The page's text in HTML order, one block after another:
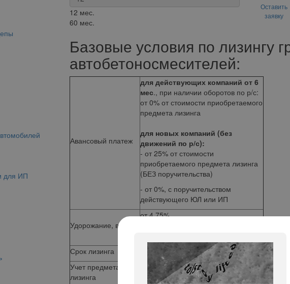
для ИП
12 мес.
60 мес.
Оставить
заявку
Базовые условия по лизингу
автобетоносмесителей:
Авансовый платеж
для действующих компаний от 6
мес., при наличии оборотов по р/с:
от 0% от стоимости приобретаемого
предмета лизинга
для новых компаний (без
движений по р/с):
- от 25% от стоимости
приобретаемого предмета лизинга
(БЕЗ поручительства)
- от 0%, с поручительством
действующего ЮЛ или ИП
Удорожание, в год
от 4,75%
Срок лизинга
до 7 лет
Учет предмета
лизинга
Лизингополучатель